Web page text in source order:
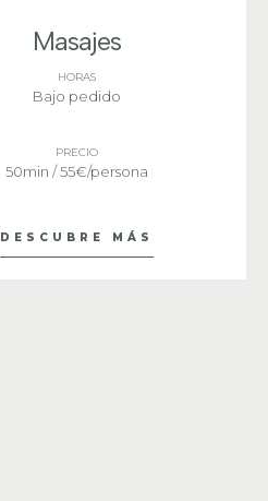
Masajes
HORAS
Bajo pedido
PRECIO
50min / 55€/persona
DESCUBRE MÁS